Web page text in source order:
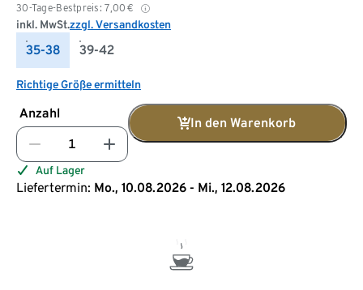
30-Tage-Bestpreis: 7,00 €
inkl. MwSt.zzgl. Versandkosten
35-38 39-42
Richtige Größe ermitteln
Anzahl
In den Warenkorb
Auf Lager
Liefertermin: Mo., 10.08.2026 - Mi., 12.08.2026